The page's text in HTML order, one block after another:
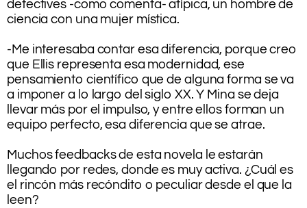
detectives -como comenta- atípica, un hombre de
ciencia con una mujer mística.
-Me interesaba contar esa diferencia, porque creo
que Ellis representa esa modernidad, ese
pensamiento científico que de alguna forma se va
a imponer a lo largo del siglo XX. Y Mina se deja
llevar más por el impulso, y entre ellos forman un
equipo perfecto, esa diferencia que se atrae.
Muchos feedbacks de esta novela le estarán
llegando por redes, donde es muy activa. ¿Cuál es
el rincón más recóndito o peculiar desde el que la
leen?